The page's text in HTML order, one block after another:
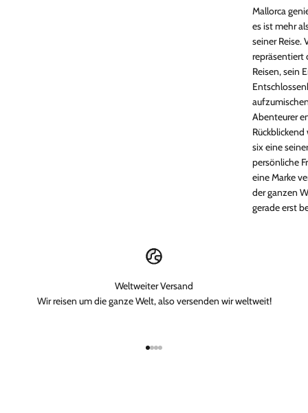
Mallorca
es ist mehr
seiner Reise.
repräsentiert
Reisen, sein
Abenteurer
six eine
persönliche
eine Marke
der ganzen
gerade erst
Weltweiter Versand
Wir reisen um die ganze Welt, also versenden wir weltweit!